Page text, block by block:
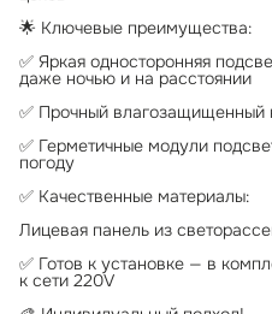
🌟 Ключевые преимущества:
✅ Яркая односторонняя
даже ночью и на расстоянии
✅ Прочный влагозащищенный
✅ Герметичные модули
погоду
✅ Качественные материалы:
Лицевая панель из
✅ Готов к установке — в
к сети 220V